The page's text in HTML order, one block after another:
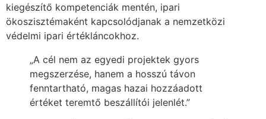
kiegészítő kompetenciák mentén, ipari
ökoszisztémaként kapcsolódjanak a nemzetközi
védelmi ipari értékláncokhoz.
„A cél nem az egyedi projektek gyors
megszerzése, hanem a hosszú távon
fenntartható, magas hazai hozzáadott
értéket teremtő beszállítói jelenlét.”